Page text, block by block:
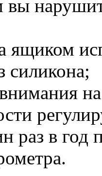
вы
ящиком
силикона;
раз в год